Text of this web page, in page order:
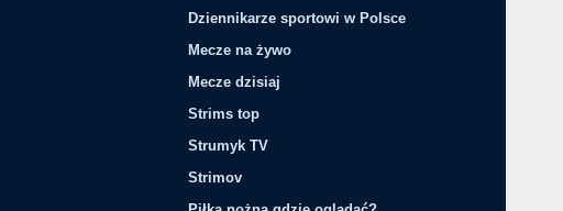
Dziennikarze sportowi w Polsce
Mecze na żywo
Mecze dzisiaj
Strims top
Strumyk TV
Strimov